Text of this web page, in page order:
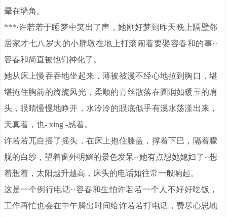
晕在墙角。
***·许若若于睡梦中笑出了声，她刚好梦到昨天晚上隔壁邻
居家才七八岁大的小胖墩在地上打滚闹着要娶容春和的事··
容春和简直被他们神化了。
她从床上慢吞吞地坐起来，薄被被漫不经心地拉到胸口，堪
堪掩住胸前的旖旎风光，柔顺的青丝散落在圆润如暖玉的肩
头，眼睛慢慢地睁开，水泠泠的眼底似乎有溪水荡漾出来，
天真着，也- xing -感着。
许若若兀自摇了摇头，在床上抱住膝盖，撑着下巴，隔着朦
胧的白纱，望着窗外明媚的景色发呆··她有点想她媳妇了··想
着想着，太阳越升越高，床头的电话如往常一般响起。
这是一个例行电话··容春和生怕许若若一个人不好好吃饭，
工作再忙也会在中午腾出时间给许若若打电话，费尽心思地